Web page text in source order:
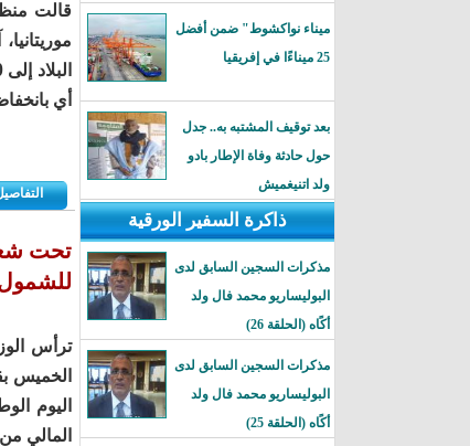
ميناء نواكشوط" ضمن أفضل
25 ميناءًا في إفريقيا
بعد توقيف المشتبه به.. جدل
حول حادثة وفاة الإطار بادو
ولد اتنيغميش
ذاكرة السفير الورقية
مذكرات السجين السابق لدى
البوليساريو محمد فال ولد
أكًاه (الحلقة 26)
مذكرات السجين السابق لدى
البوليساريو محمد فال ولد
أكًاه (الحلقة 25)
قالت
أي بانخفاض قدره 8 نقاط
تحت
ترأس
الخميس
اليوم
المالي